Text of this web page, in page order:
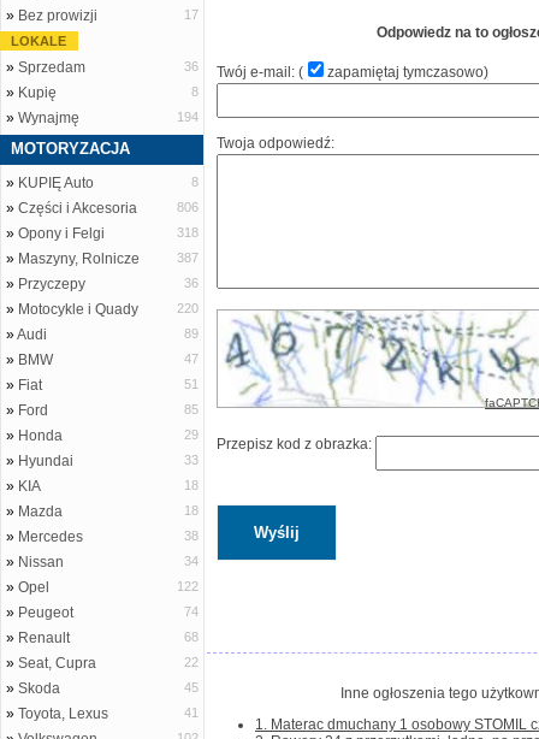
» Bez prowizji
17
LOKALE
» Sprzedam 36
» Kupię 8
» Wynajmę 194
MOTORYZACJA
» KUPIĘ Auto 8
» Części i Akcesoria 806
» Opony i Felgi 318
» Maszyny, Rolnicze 387
» Przyczepy 36
» Motocykle i Quady 220
»Audi 89
» BMW 47
» Fiat 51
» Ford 85
» Honda 29
» Hyundai 33
» KIA 18
» Mazda 18
» Mercedes 38
» Nissan 34
» Opel 122
» Peugeot 74
» Renault 68
» Seat, Cupra 22
» Skoda 45
» Toyota, Lexus 41
Odpowiedz na to
Twój e-mail: ( zapamiętaj tymczasowo)
Twoja odpowiedź:
Przepisz kod z obrazka:
Inne ogłoszenia tego
1. Materac dmuchany 1 osobowy STOMIL